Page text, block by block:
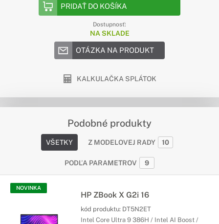
PRIDAŤ DO KOŠÍKA
Dostupnosť:
NA SKLADE
OTÁZKA NA PRODUKT
KALKULAČKA SPLÁTOK
Podobné produkty
VŠETKY Z MODELOVEJ RADY 10
PODĽA PARAMETROV 9
NOVINKA
HP ZBook X G2i 16
kód produktu: DT5N2ET
Intel Core Ultra 9 386H / Intel AI Boost /